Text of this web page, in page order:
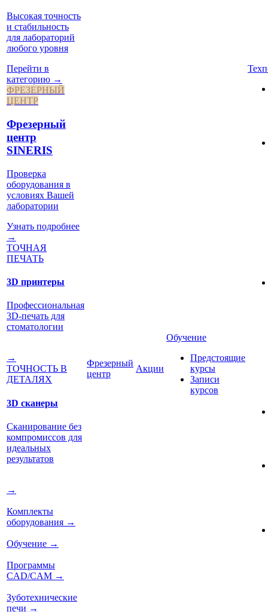
Высокая точность
и стабильность
для лабораторий
любого уровня
Перейти в
категорию →
ФРЕЗЕРНЫЙ
ЦЕНТР
Фрезерный
центр
SINERIS
Проверка
оборудования в
условиях Вашей
лаборатории
Узнать подробнее
→
ТОЧНАЯ
ПЕЧАТЬ
3D принтеры
Профессиональная
3D-печать для
стоматологии
→
ТОЧНОСТЬ В
ДЕТАЛЯХ
3D сканеры
Сканирование без
компромиссов для
идеальных
результатов
→
Комплекты
оборудования →
Обучение →
Программы
CAD/CAM →
Зуботехнические
печи →
Фрезерный
центр
Акции
Обучение
Предстоящие
курсы
Записи
курсов